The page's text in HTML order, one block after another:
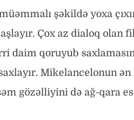
şəkildə yoxa
Çox az dialoq olan
daim qoruyub
Mikelancelonun
gözəlliyini də ağ-qara